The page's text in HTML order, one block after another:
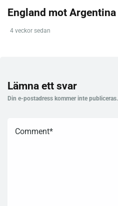
England mot
4 veckor sedan
Lämna ett svar
Din e-postadress kommer inte publiceras.